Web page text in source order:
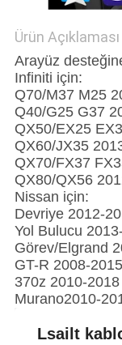
Ürün Açıklaması
Arayüz
Infiniti için:
Q70/M37 M25
Q40/G25 G37
QX50/EX25
QX60/JX35
QX70/FX37
QX80/QX56
Nissan için:
Devriye 2012-
Yol Bulucu
Görev/Elgrand
GT-R 2008-2015
370z 2010-2018
Murano2010-
Lsailt